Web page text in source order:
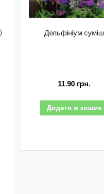
Дельфініум суміш
11.90 грн.
Додати в кошик